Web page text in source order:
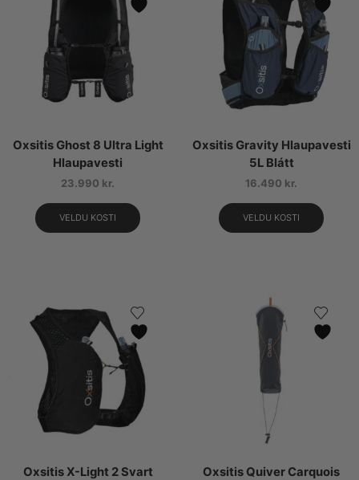
Oxsitis Ghost 8 Ultra Light
Hlaupavesti
23.990 kr.
VELDU KOSTI
Oxsitis Gravity Hlaupavesti
5L Blátt
16.490 kr.
VELDU KOSTI
Oxsitis X-Light 2 Svart
Oxsitis Quiver Carquois